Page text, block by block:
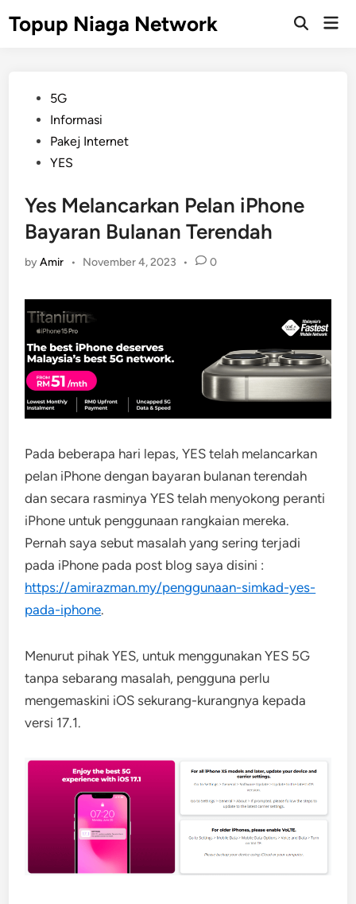
Topup Niaga Network
Open
Posted
5G
Informasi
Pakej Internet
YES
Yes Melancarkan Pelan iPhone
Bayaran Bulanan Terendah
byAmir • November 4, 2023 • 0
Pada beberapa hari lepas, YES telah melancarkan
pelan iPhone dengan bayaran bulanan terendah
dan secara rasminya YES telah menyokong peranti
iPhone untuk penggunaan rangkaian mereka.
Pernah saya sebut masalah yang sering terjadi
pada iPhone pada post blog saya disini :
https://amirazman.my/penggunaan-simkad-yes-
pada-iphone.
Menurut pihak YES, untuk menggunakan YES 5G
tanpa sebarang masalah, pengguna perlu
mengemaskini iOS sekurang-kurangnya kepada
versi 17.1.